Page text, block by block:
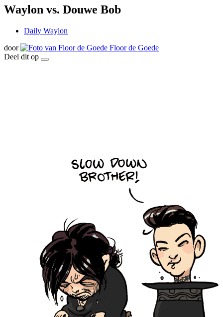
Waylon vs. Douwe Bob
Daily Waylon
door
Floor de Goede
Deel dit op